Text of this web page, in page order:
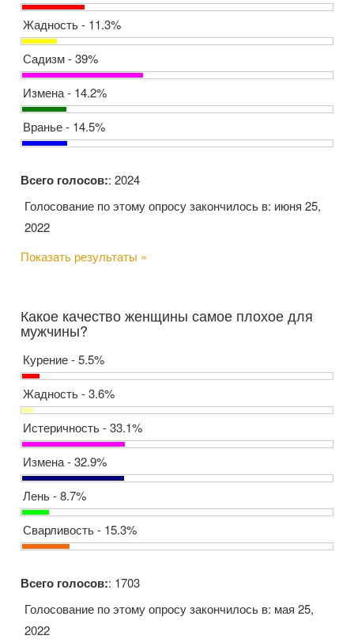
Жадность - 11.3%
Садизм - 39%
Измена - 14.2%
Вранье - 14.5%
Всего голосов:: 2024
Голосование по этому опросу закончилось в: июня 25,
2022
Показать результаты »
Какое качество женщины самое плохое для
мужчины?
Курение - 5.5%
Жадность - 3.6%
Истеричность - 33.1%
Измена - 32.9%
Лень - 8.7%
Сварливость - 15.3%
Всего голосов:: 1703
Голосование по этому опросу закончилось в: мая 25,
2022